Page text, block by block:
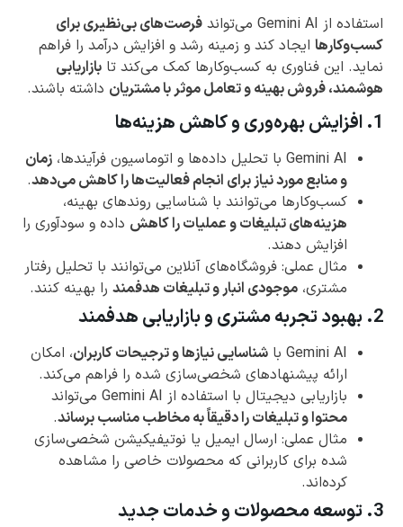
استفاده از Gemini AI می‌تواند
فرصت‌های بی‌نظیری برای
کسب‌وکارها ایجاد کند و زمینه رشد و افزایش درآمد را فراهم
نماید. این فناوری به کسب‌وکارها کمک می‌کند تا بازاریابی
هوشمند، فروش بهینه و تعامل موثر با مشتریان داشته باشند.
1. افزایش بهره‌وری و کاهش هزینه‌ها
Gemini AI با تحلیل داده‌ها و اتوماسیون فرآیندها،
زمان
و منابع مورد نیاز برای انجام فعالیت‌ها را کاهش می‌دهد.
کسب‌وکارها می‌توانند با شناسایی روندهای بهینه،
هزینه‌های تبلیغات و عملیات را کاهش داده و سودآوری را
افزایش دهند.
مثال عملی: فروشگاه‌های آنلاین می‌توانند با تحلیل رفتار
مشتری، موجودی انبار و تبلیغات هدفمند را بهینه کنند.
2. بهبود تجربه مشتری و بازاریابی هدفمند
Gemini AI با شناسایی نیازها و ترجیحات کاربران، امکان
ارائه پیشنهادهای شخصی‌سازی شده را فراهم می‌کند.
بازاریابی دیجیتال با استفاده از Gemini AI می‌تواند
محتوا و تبلیغات را دقیقاً به مخاطب مناسب برساند.
مثال عملی: ارسال ایمیل یا نوتیفیکیشن شخصی‌سازی
شده برای کاربرانی که محصولات خاصی را مشاهده
کرده‌اند.
3. توسعه محصولات و خدمات جدید